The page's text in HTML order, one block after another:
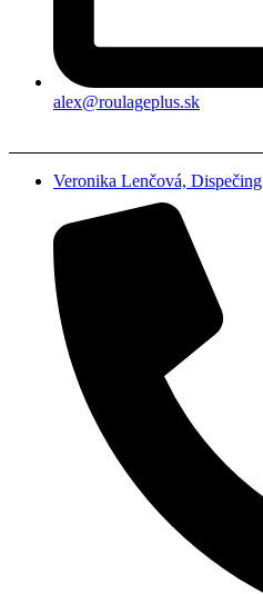
alex@roulageplus.sk
Veronika Lenčová, Dispečing